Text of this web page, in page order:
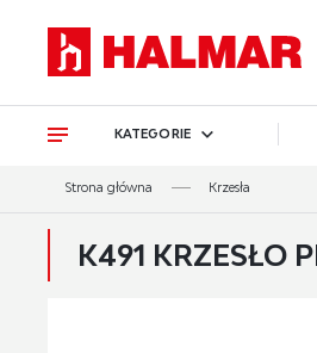
KATEGORIE
Strona główna Krzesła
K491 KRZESŁO